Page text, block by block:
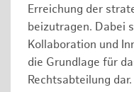
Erreichung der
beizutragen. Dabei
Kollaboration und
die Grundlage für
Rechtsabteilung dar.